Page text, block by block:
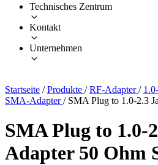
Technisches Zentrum
Kontakt
Unternehmen
Startseite / Produkte / RF-Adapter/
SMA-Adapter/ SMA Plug to 1.0-2.3
SMA Plug to 1.0-
Adapter 50 Ohm